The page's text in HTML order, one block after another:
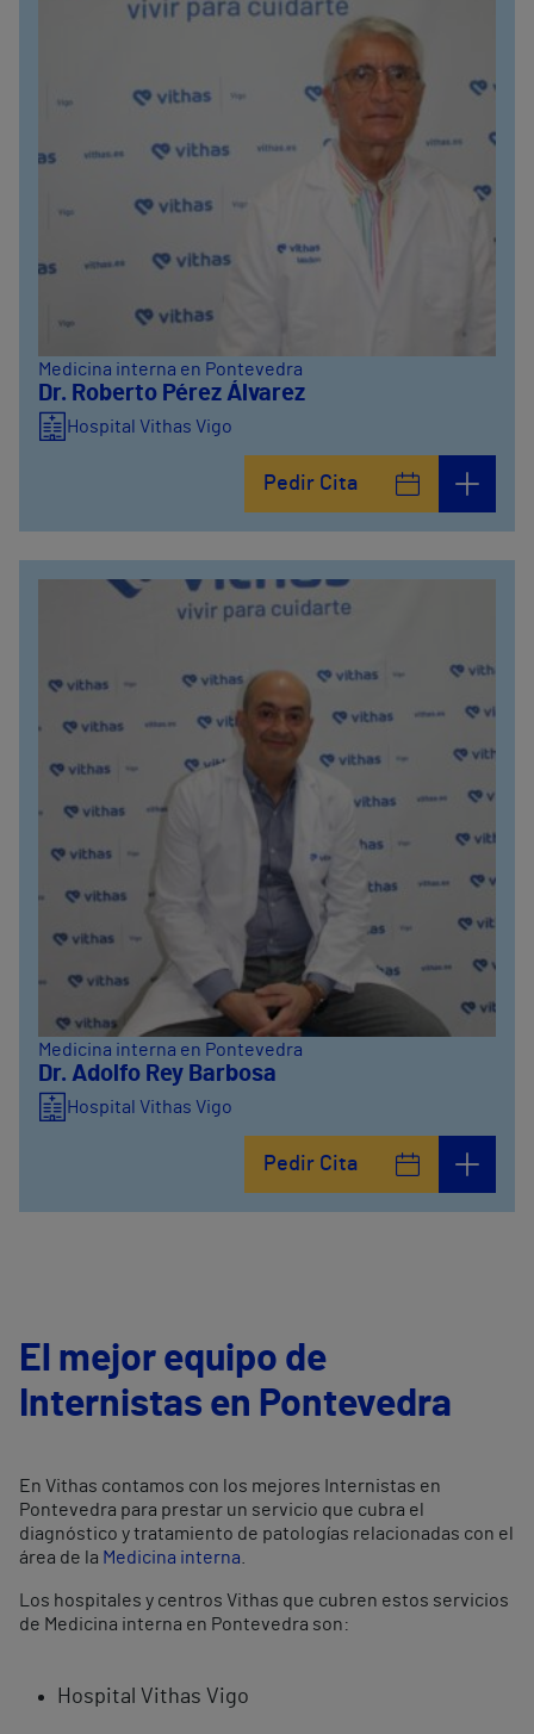
Medicina interna en Pontevedra
Dr. Roberto Pérez Álvarez
Hospital Vithas Vigo
Pedir Cita
Medicina interna en Pontevedra
Dr. Adolfo Rey Barbosa
Hospital Vithas Vigo
Pedir Cita
El mejor equipo de
Internistas en Pontevedra
En Vithas contamos con los mejores Internistas en
Pontevedra para prestar un servicio que cubra el
diagnóstico y tratamiento de patologías relacionadas con el
área de la Medicina interna
Los hospitales y centros Vithas que cubren estos servicios
de Medicina interna en Pontevedra son:
Hospital Vithas Vigo